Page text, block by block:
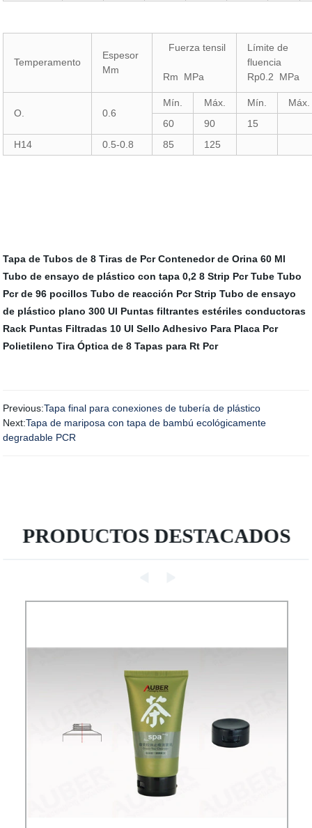
Temperamento
Espesor
Mm
Fuerza tensil
Rm MPa
Límite de
fluencia
Rp0.2 MPa
O. 0.6
Mín. Máx. Mín.
Máx.
60
90
15
H14
0.5-0.8 85 125
Tapa de Tubos de 8 Tiras de Pcr Contenedor de Orina 60 Ml
Tubo de ensayo de plástico con tapa 0,2 8 Strip Pcr Tube Tubo
Pcr de 96 pocillos Tubo de reacción Pcr Strip Tubo de ensayo
de plástico plano 300 Ul Puntas filtrantes estériles conductoras
Rack Puntas Filtradas 10 Ul Sello Adhesivo Para Placa Pcr
Polietileno Tira Óptica de 8 Tapas para Rt Pcr
Previous:Tapa final para conexiones de tubería de plástico
Next:Tapa de mariposa con tapa de bambú ecológicamente
degradable PCR
PRODUCTOS DESTACADOS